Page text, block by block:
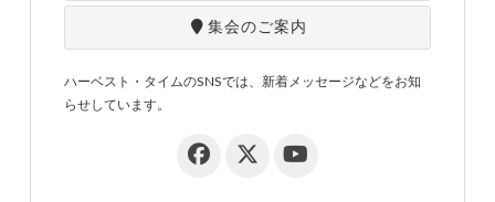
集会のご案内
ハーベスト・タイムのSNSでは、新着メッセージなどをお知
らせしています。